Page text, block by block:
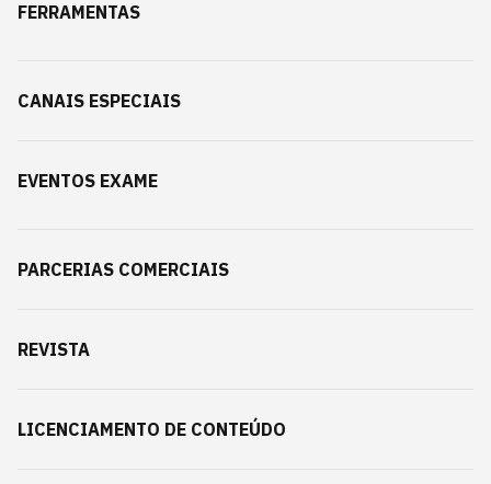
FERRAMENTAS
CANAIS ESPECIAIS
EVENTOS EXAME
PARCERIAS COMERCIAIS
REVISTA
LICENCIAMENTO DE CONTEÚDO